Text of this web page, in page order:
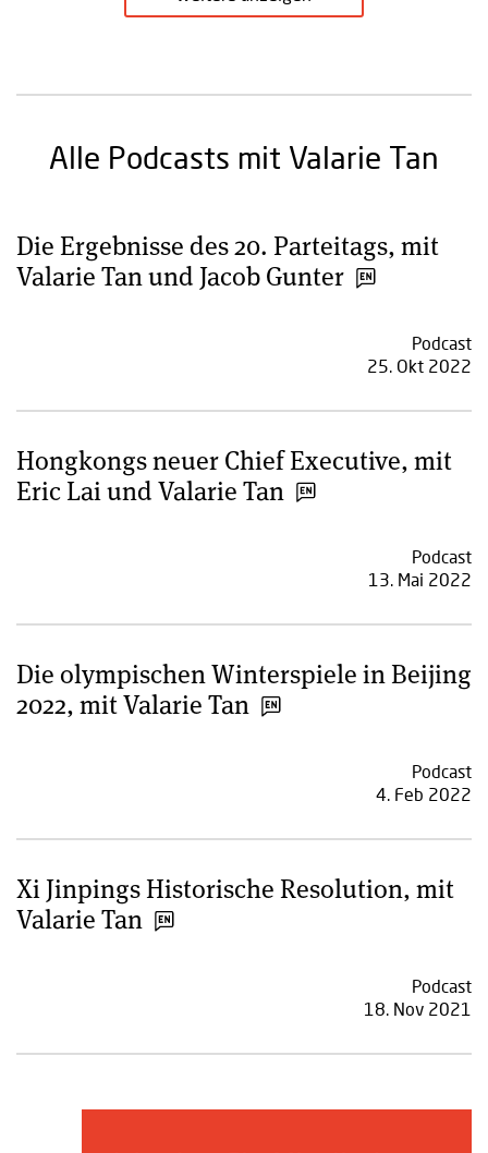
Alle Podcasts mit Valarie Tan
Die Ergebnisse des 20. Parteitags, mit
Valarie Tan und Jacob Gunter
Podcast
25. Okt 2022
Hongkongs neuer Chief Executive, mit
Eric Lai und Valarie Tan
Podcast
13. Mai 2022
Die olympischen Winterspiele in Beijing
2022, mit Valarie Tan
Podcast
4. Feb 2022
Xi Jinpings Historische Resolution, mit
Valarie Tan
Podcast
18. Nov 2021